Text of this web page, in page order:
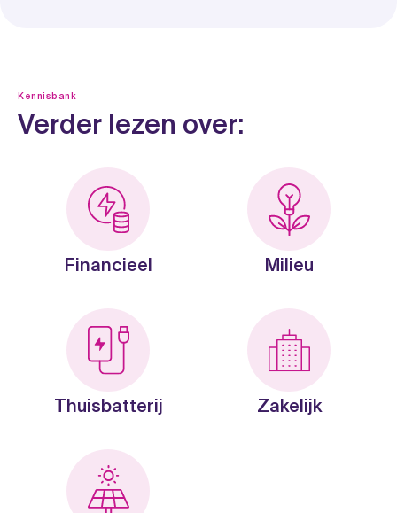
Kennisbank
Verder lezen over:
Financieel Milieu
Thuisbatterij Zakelijk